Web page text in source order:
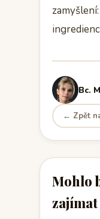
Bc.
← Zpět
Mohlo
zajímat